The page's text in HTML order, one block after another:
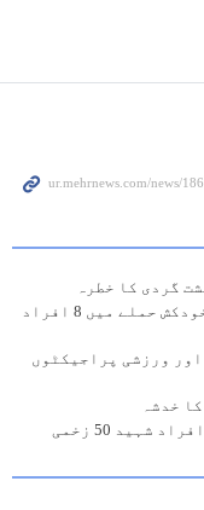
گردی کا خطرہ
پنجاب کے وزير داخلہ کے گھر پر خودکش حملے میں 8 افراد
ورزشی پراجیکٹوں
خدشہ